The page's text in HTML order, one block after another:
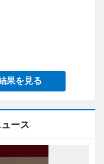
果を見る
ース